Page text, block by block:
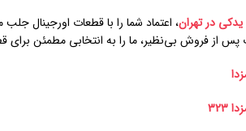
یدکی در تهران، اعتماد شما را با قطعات اورجینال
پس از فروش بی‌نظیر، ما را به انتخابی مطمئن